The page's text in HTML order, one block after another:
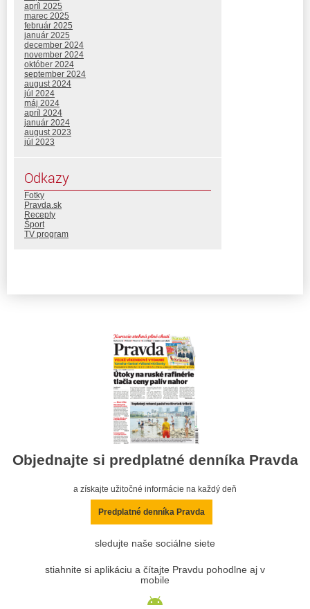
apríl 2025
marec 2025
február 2025
január 2025
december 2024
november 2024
október 2024
september 2024
august 2024
júl 2024
máj 2024
apríl 2024
január 2024
august 2023
júl 2023
Odkazy
Fotky
Pravda.sk
Recepty
Šport
TV program
Objednajte si predplatné denníka Pravda
a získajte užitočné informácie na každý deň
Predplatné denníka Pravda
sledujte naše sociálne siete
stiahnite si aplikáciu a čítajte Pravdu pohodlne aj v
mobile